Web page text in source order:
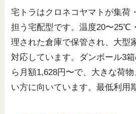
宅トラはクロネコヤマトが集荷
担う宅配型です。温度20〜25℃
理された倉庫で保管され、大型
対応しています。ダンボール3
ら月額1,628円〜で、大きな荷
い方に向いています。最低利用